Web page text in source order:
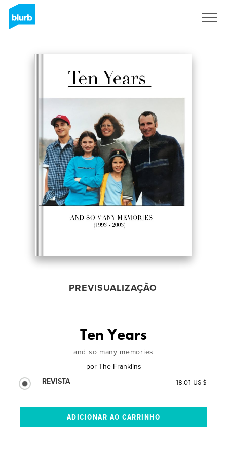
PREVISUALIZAÇÃO
Ten Years
and so many memories
por The Franklins
REVISTA
18.01 US $